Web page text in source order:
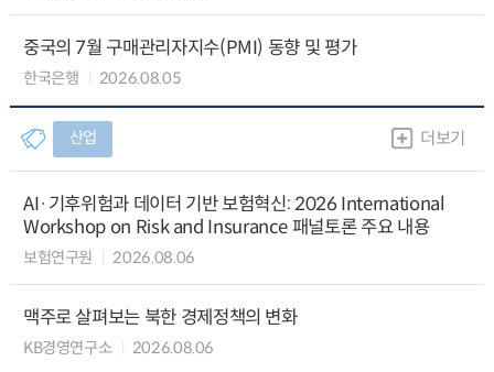
중국의 7월 구매관리자지수(PMI) 동향 및 평가
한국은행 2026.08.05
산업 더보기
AI·기후위험과 데이터 기반 보험혁신: 2026 International
Workshop on Risk and Insurance 패널토론 주요 내용
보험연구원 2026.08.06
맥주로 살펴보는 북한 경제정책의 변화
KB경영연구소 2026.08.06